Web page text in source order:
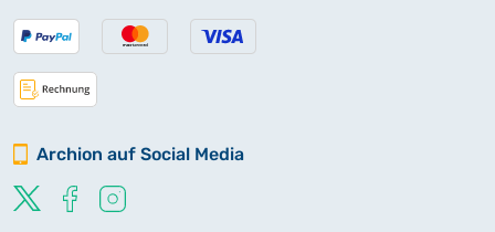
Archion auf Social Media